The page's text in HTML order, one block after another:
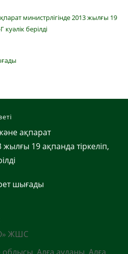
министрлігінде 2013 жылғы 19
берілді
ақпарат
жылғы 19 ақпанда тіркеліп,
шығады
ЖШС